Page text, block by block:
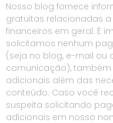
Nosso blog fornece
gratuitas relacionadas
financeiros em geral. É
solicitamos nenhum
(seja no blog, e-mail ou
comunicação),
adicionais além das
conteúdo. Caso você
suspeita solicitando
adicionais em nosso